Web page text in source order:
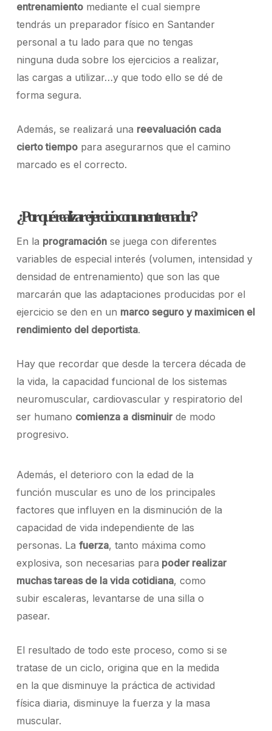
entrenamiento mediante el cual siempre
tendrás un preparador físico en Santander
personal a tu lado para que no tengas
ninguna duda sobre los ejercicios a realizar,
las cargas a utilizar…y que todo ello se dé de
forma segura.
Además, se realizará una reevaluación cada
cierto tiempo para asegurarnos que el camino
marcado es el correcto.
¿Por qué realizar ejercicio con un entrenador?
En la programación se juega con diferentes
variables de especial interés (volumen, intensidad y
densidad de entrenamiento) que son las que
marcarán que las adaptaciones producidas por el
ejercicio se den en un marco seguro y maximicen el
rendimiento del deportista.
Hay que recordar que desde la tercera década de
la vida, la capacidad funcional de los sistemas
neuromuscular, cardiovascular y respiratorio del
ser humano comienza a disminuirde modo
progresivo.
Además, el deterioro con la edad de la
función muscular es uno de los principales
factores que influyen en la disminución de la
capacidad de vida independiente de las
personas. Lafuerza, tanto máxima como
explosiva, son necesarias para poder realizar
muchas tareas de la vida cotidiana, como
subir escaleras, levantarse de una silla o
pasear.
El resultado de todo este proceso, como si se
tratase de un ciclo, origina que en la medida
en la que disminuye la práctica de actividad
física diaria, disminuye la fuerza y la masa
muscular.